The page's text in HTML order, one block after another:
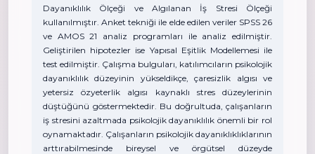
Dayanıklılık Ölçeği ve Algılanan İş Stresi Ölçeği
kullanılmıştır. Anket tekniği ile elde edilen veriler SPSS 26
ve AMOS 21 analiz programları ile analiz edilmiştir.
Geliştirilen hipotezler ise Yapısal Eşitlik Modellemesi ile
test edilmiştir. Çalışma bulguları, katılımcıların psikolojik
dayanıklılık düzeyinin yükseldikçe, çaresizlik algısı ve
yetersiz özyeterlik algısı kaynaklı stres düzeylerinin
düştüğünü göstermektedir. Bu doğrultuda, çalışanların
iş stresini azaltmada psikolojik dayanıklılık önemli bir rol
oynamaktadır. Çalışanların psikolojik dayanıklıklıklarının
arttırabilmesinde bireysel ve örgütsel düzeyde